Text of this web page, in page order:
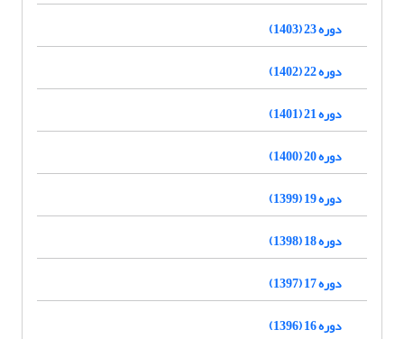
دوره 23 (1403)
دوره 22 (1402)
دوره 21 (1401)
دوره 20 (1400)
دوره 19 (1399)
دوره 18 (1398)
دوره 17 (1397)
دوره 16 (1396)